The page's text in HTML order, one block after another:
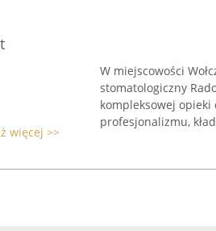
więcej >>
W miejscowości
stomatologiczny
kompleksowej
profesjonalizmu,